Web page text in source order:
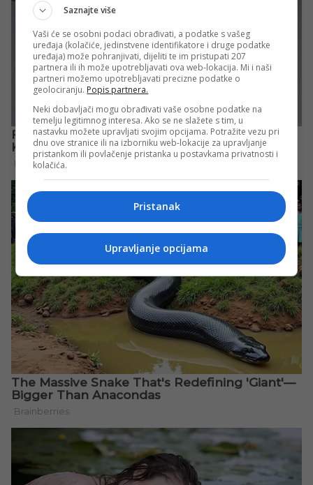
Saznajte više
Vaši će se osobni podaci obrađivati, a podatke s vašeg
uređaja (kolačiće, jedinstvene identifikatore i druge podatke
uređaja) može pohranjivati, dijeliti te im pristupati 207
partnera ili ih može upotrebljavati ova web-lokacija. Mi i naši
partneri možemo upotrebljavati precizne podatke o
geolociranju. Popis partnera.
Neki dobavljači mogu obrađivati vaše osobne podatke na
temelju legitimnog interesa. Ako se ne slažete s tim, u
nastavku možete upravljati svojim opcijama. Potražite vezu pri
dnu ove stranice ili na izborniku web-lokacije za upravljanje
pristankom ili povlačenje pristanka u postavkama privatnosti i
kolačića.
Pristanak
Upravljanje opcijama